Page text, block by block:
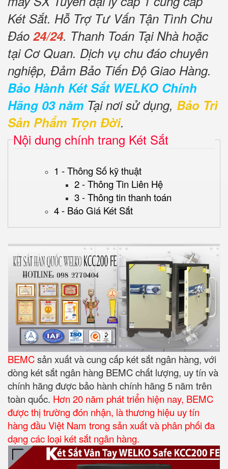
Két Sắt. Hỗ Trợ Tư Vấn Tận Tình Chu
Đáo 24/24. Thanh Toán Tại Nhà hoặc
tại Cơ Quan. Dịch vụ chu đáo chuyên
nghiệp, Đảm Bảo Tiến Độ Giao Hàng.
Bảo Hành Két Sắt WELKO Chính
Hãng 03 năm Tại nơi sử dụng, Bảo Trì
Sản Phẩm Trọn Đời.
Nội dung chính trang Két Sắt
1 - Thông Số kỹ thuật
2 - Thông Tin Liên Hệ
3 - Thông tin thanh toán
4 - Báo Giá Két Sắt
BEMCsản xuất và cung cấp két sắt ngân hàng, với
dòng két sắt ngân hàng BEMC chất lượng, uy tín và
chính hãng được bảo hành chính hãng 5 năm trên
toàn quốc. Hơn 20 năm phát triển hiện nay, BEMC
được thị trường đón nhận, là thương hiệu uy tín
hàng đầu Việt Nam trong sản xuất và phân phối đa
dạng các loại két sắt ngân hàng.